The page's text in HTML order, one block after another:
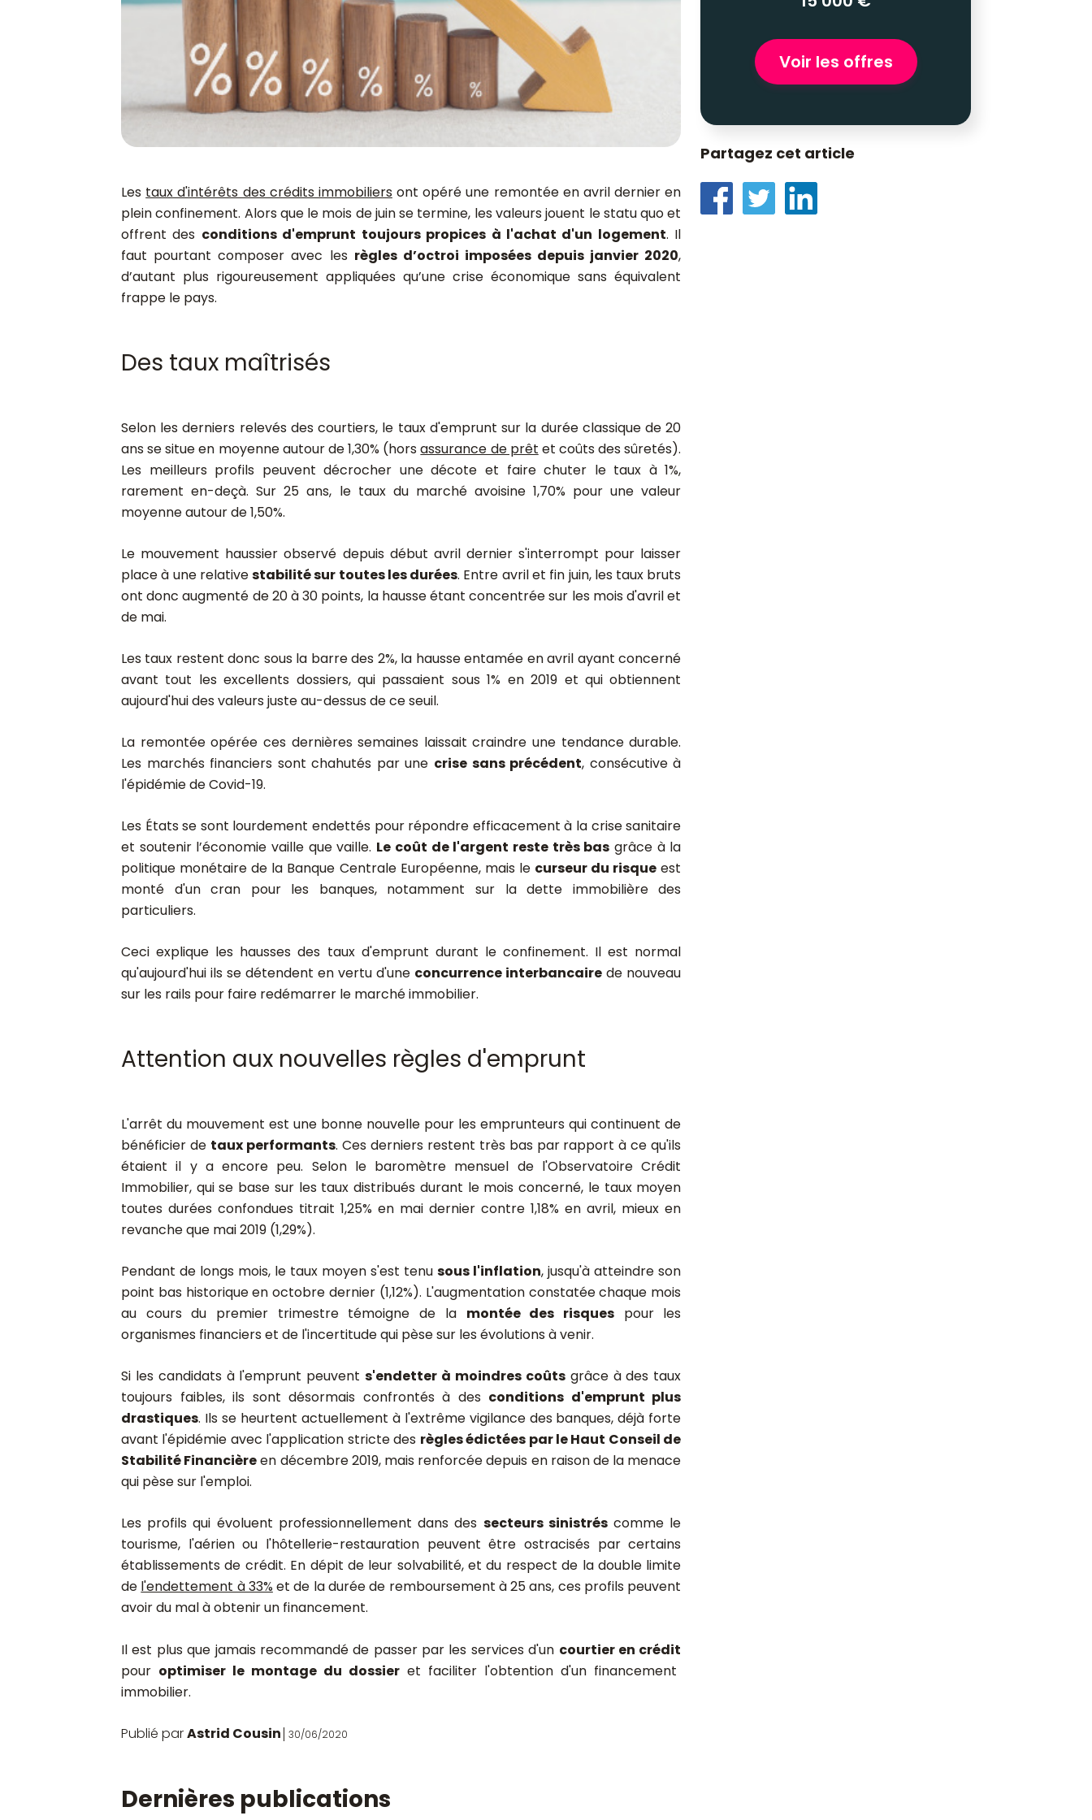
Les taux d'intérêts des crédits immobiliersont opéré une remontée en avril dernier en
plein confinement. Alors que le mois de juin se termine, les valeurs jouent le statu quo et
offrent des conditions d'emprunt toujours propices à l'achat d'un logement. Il
faut pourtant composer avec les règles d’octroi imposées depuis janvier 2020,
d’autant plus rigoureusement appliquées qu’une crise économique sans équivalent
frappe le pays.
Des taux maîtrisés
Selon les derniers relevés des courtiers, le taux d'emprunt sur la durée classique de 20
ans se situe en moyenne autour de 1,30% (horsassurance de prêt et coûts des sûretés).
Les meilleurs profils peuvent décrocher une décote et faire chuter le taux à 1%,
rarement en-deçà. Sur 25 ans, le taux du marché avoisine 1,70% pour une valeur
moyenne autour de 1,50%.
Le mouvement haussier observé depuis début avril dernier s'interrompt pour laisser
place à une relativestabilité sur toutes les durées. Entre avril et fin juin, les taux bruts
ont donc augmenté de 20 à 30 points, la hausse étant concentrée sur les mois d'avril et
de mai.
Les taux restent donc sous la barre des 2%, la hausse entamée en avril ayant concerné
avant tout les excellents dossiers, qui passaient sous 1% en 2019 et qui obtiennent
aujourd'hui des valeurs juste au-dessus de ce seuil.
La remontée opérée ces dernières semaines laissait craindre une tendance durable.
Les marchés financiers sont chahutés par une crise sans précédent, consécutive à
l'épidémie de Covid-19.
Les États se sont lourdement endettés pour répondre efficacement à la crise sanitaire
et soutenir l’économie vaille que vaille. Le coût de l'argent reste très bas grâce à la
politique monétaire de la Banque Centrale Européenne, mais le curseur du risque est
monté d'un cran pour les banques, notamment sur la dette immobilière des
particuliers.
Ceci explique les hausses des taux d'emprunt durant le confinement. Il est normal
qu'aujourd'hui ils se détendent en vertu d'une concurrence interbancaire de nouveau
sur les rails pour faire redémarrer le marché immobilier.
Attention aux nouvelles règles d'emprunt
L'arrêt du mouvement est une bonne nouvelle pour les emprunteurs qui continuent de
bénéficier de taux performants. Ces derniers restent très bas par rapport à ce qu'ils
étaient il y a encore peu. Selon le baromètre mensuel de l'Observatoire Crédit
Immobilier, qui se base sur les taux distribués durant le mois concerné, le taux moyen
toutes durées confondues titrait 1,25% en mai dernier contre 1,18% en avril, mieux en
revanche que mai 2019 (1,29%).
Pendant de longs mois, le taux moyen s'est tenusous l'inflation, jusqu'à atteindre son
point bas historique en octobre dernier (1,12%). L'augmentation constatée chaque mois
au cours du premier trimestre témoigne de la montée des risquespour les
organismes financiers et de l'incertitude qui pèse sur les évolutions à venir.
Si les candidats à l'emprunt peuvents'endetter à moindres coûtsgrâce à des taux
toujours faibles, ils sont désormais confrontés à des conditions d'emprunt plus
drastiques. Ils se heurtent actuellement à l'extrême vigilance des banques, déjà forte
avant l'épidémie avec l'application stricte des règles édictées par le Haut Conseil de
Stabilité Financièreen décembre 2019, mais renforcée depuis en raison de la menace
qui pèse sur l'emploi.
Les profils qui évoluent professionnellement dans des secteurs sinistréscomme le
tourisme, l'aérien ou l'hôtellerie-restauration peuvent être ostracisés par certains
établissements de crédit. En dépit de leur solvabilité, et du respect de la double limite
de l'endettement à 33% et de la durée de remboursement à 25 ans, ces profils peuvent
avoir du mal à obtenir un financement.
Il est plus que jamais recommandé de passer par les services d'un courtier en crédit
pour optimiser le montage du dossier et faciliter l'obtention d'un financement
immobilier.
Publié parAstrid Cousin 30/06/2020
Voir les offres
Partagez cet article
Dernières publications